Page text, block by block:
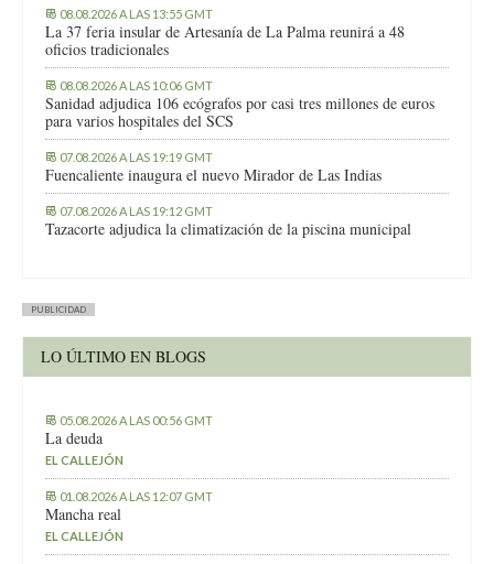
08.08.2026 A LAS 13:55 GMT
La 37 feria insular de Artesanía de La Palma reunirá a 48
oficios tradicionales
08.08.2026 A LAS 10:06 GMT
Sanidad adjudica 106 ecógrafos por casi tres millones de euros
para varios hospitales del SCS
07.08.2026 A LAS 19:19 GMT
Fuencaliente inaugura el nuevo Mirador de Las Indias
07.08.2026 A LAS 19:12 GMT
Tazacorte adjudica la climatización de la piscina municipal
PUBLICIDAD
LO ÚLTIMO EN BLOGS
05.08.2026 A LAS 00:56 GMT
La deuda
EL CALLEJÓN
01.08.2026 A LAS 12:07 GMT
Mancha real
EL CALLEJÓN